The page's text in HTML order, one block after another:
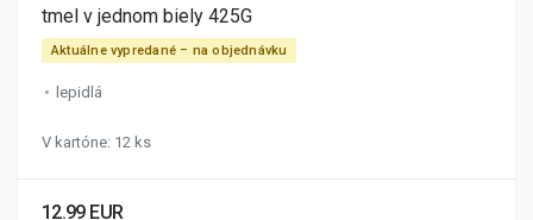
tmel v jednom biely 425G
Aktuálne vypredané – na objednávku
lepidlá
V kartóne: 12 ks
12.99 EUR